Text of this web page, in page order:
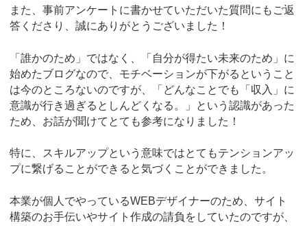
また、事前アンケートに書かせていただいた質問にもご返
答くださり、誠にありがとうございました！
「誰かのため」ではなく、「自分が得たい未来のため」に
始めたブログなので、モチベーションが下がるということ
は今のところないのですが、「どんなことでも「収入」に
意識が行き過ぎるとしんどくなる。」という認識があった
ため、お話が聞けてとても参考になりました！
特に、スキルアップという意味ではとてもテンションアッ
プに繋げることができると気づくことができました。
本業が個人でやっているWEBデザイナーのため、サイト
構築のお手伝いやサイト作成の請負をしていたのですが、